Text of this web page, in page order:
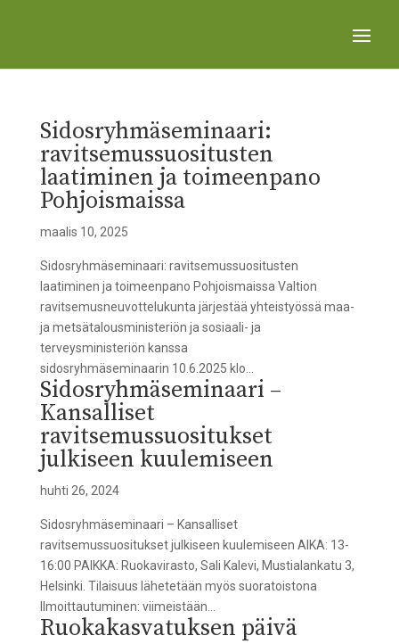
Sidosryhmäseminaari:
ravitsemussuositusten
laatiminen ja toimeenpano
Pohjoismaissa
maalis 10, 2025
Sidosryhmäseminaari: ravitsemussuositusten
laatiminen ja toimeenpano Pohjoismaissa Valtion
ravitsemusneuvottelukunta järjestää yhteistyössä maa-
ja metsätalousministeriön ja sosiaali- ja
terveysministeriön kanssa
sidosryhmäseminaarin 10.6.2025 klo...
Sidosryhmäseminaari –
Kansalliset
ravitsemussuositukset
julkiseen kuulemiseen
huhti 26, 2024
Sidosryhmäseminaari – Kansalliset
ravitsemussuositukset julkiseen kuulemiseen AIKA: 13-
16:00 PAIKKA: Ruokavirasto, Sali Kalevi, Mustialankatu 3,
Helsinki. Tilaisuus lähetetään myös suoratoistona
Ilmoittautuminen: viimeistään...
Ruokakasvatuksen päivä